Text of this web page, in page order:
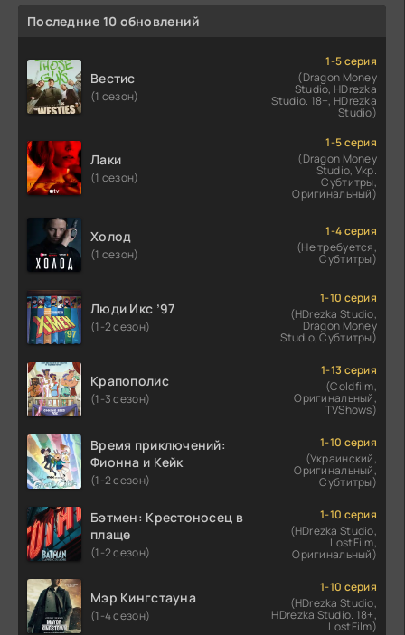
Последние 10 обновлений
Вестис
(1 сезон)
1-5 серия
(Dragon Money
Studio, HDrezka
Studio. 18+, HDrezka
Studio)
Лаки
(1 сезон)
1-5 серия
(Dragon Money
Studio, Укр.
Субтитры,
Оригинальный)
Холод
(1 сезон)
1-4 серия
(Не требуется,
Субтитры)
Люди Икс ’97
(1-2 сезон)
1-10 серия
(HDrezka Studio,
Dragon Money
Studio, Субтитры)
Крапополис
(1-3 сезон)
1-13 серия
(Coldfilm,
Оригинальный,
TVShows)
Время приключений:
Фионна и Кейк
(1-2 сезон)
1-10 серия
(Украинский,
Оригинальный,
Субтитры)
Бэтмен: Крестоносец в
плаще
(1-2 сезон)
1-10 серия
(HDrezka Studio,
LostFilm,
Оригинальный)
Мэр Кингстауна
(1-4 сезон)
1-10 серия
(HDrezka Studio,
HDrezka Studio. 18+,
LostFilm)